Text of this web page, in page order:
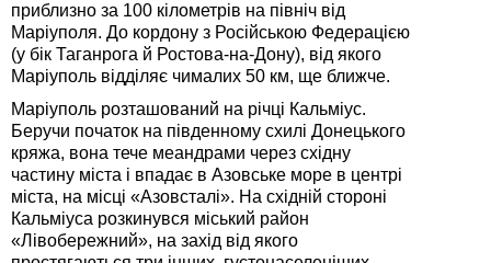
приблизно за 100 кілометрів на північ від
Маріуполя. До кордону з Російською Федерацією
(у бік Таганрога й Ростова-на-Дону), від якого
Маріуполь відділяє чималих 50 км, ще ближче.
Маріуполь розташований на річці Кальміус.
Беручи початок на південному схилі Донецького
кряжа, вона тече меандрами через східну
частину міста і впадає в Азовське море в центрі
міста, на місці «Азовсталі». На східній стороні
Кальміуса розкинувся міський район
«Лівобережний», на захід від якого